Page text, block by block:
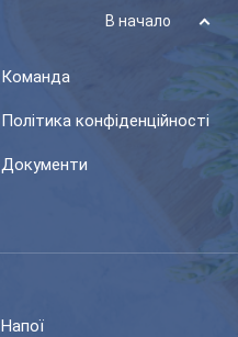
В начало
Команда
Політика конфіденційності
Документи
Напої